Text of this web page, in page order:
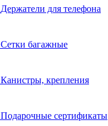
Держатели для телефона
Сетки багажные
Канистры, крепления
Подарочные сертификаты